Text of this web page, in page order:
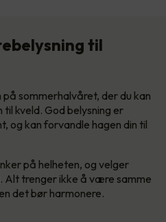
til
sommerhalvåret, der du kan
kveld. God belysning er
og kan forvandle hagen din til
på helheten, og velger
Alt trenger ikke å være samme
det bør harmonere.